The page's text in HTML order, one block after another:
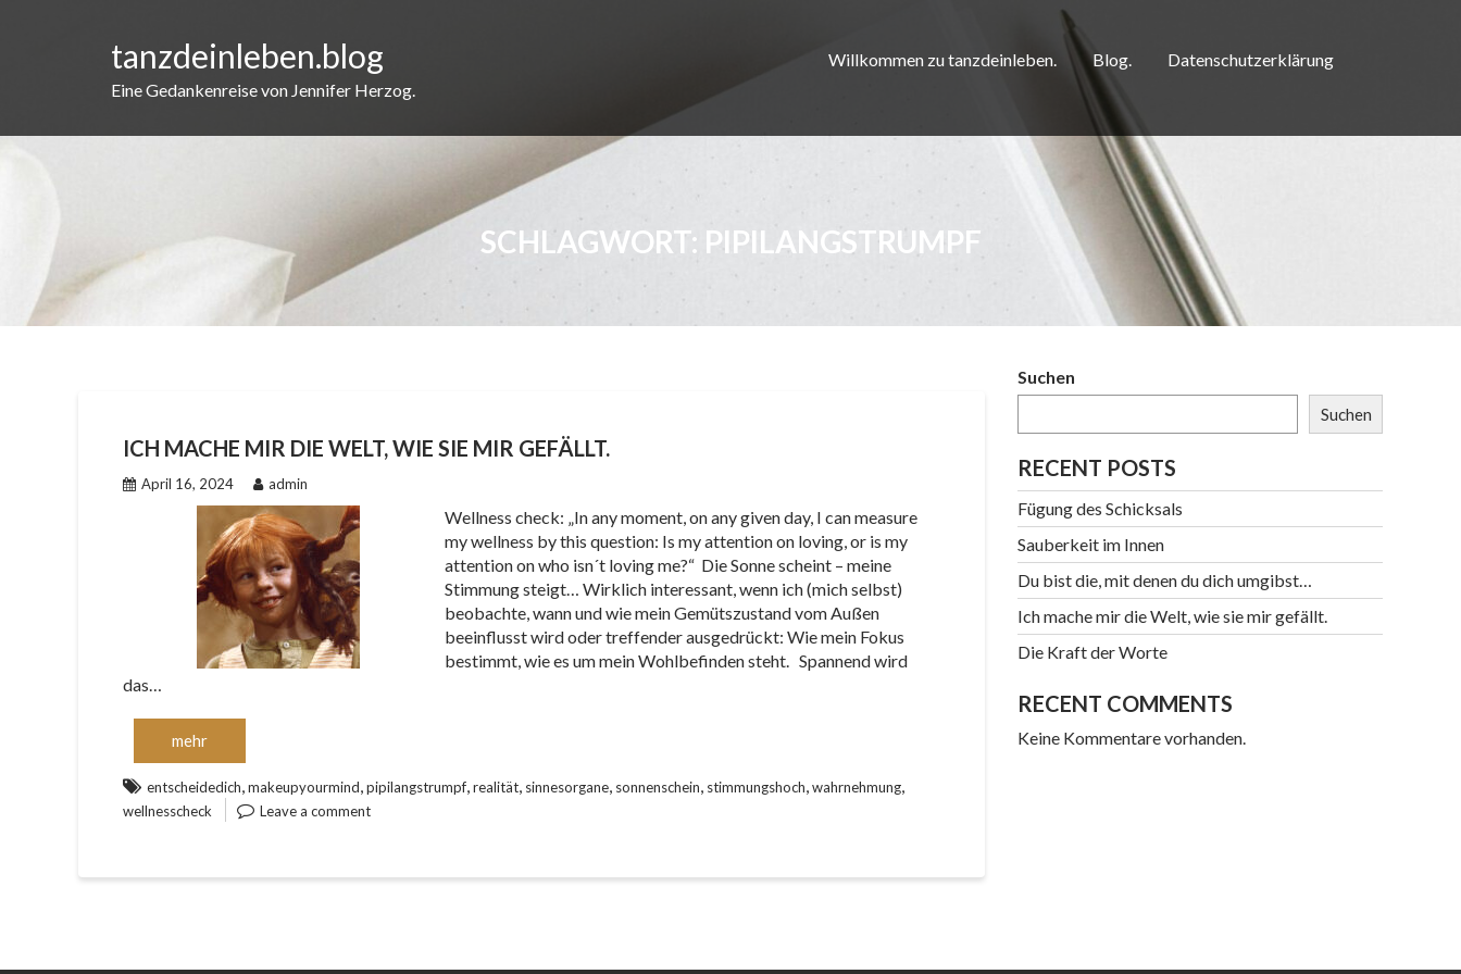
tanzdeinleben.blog
Eine Gedankenreise von Jennifer Herzog.
Willkommen zu tanzdeinleben. Blog. Datenschutzerklärung
SCHLAGWORT: PIPILANGSTRUMPF
ICH MACHE MIR DIE WELT, WIE SIE MIR GEFÄLLT.
April 16, 2024 admin
Wellness check: „In any moment, on any given day, I can measure
my wellness by this question: Is my attention on loving, or is my
attention on who isn´t loving me?“ Die Sonne scheint – meine
Stimmung steigt… Wirklich interessant, wenn ich (mich selbst)
beobachte, wann und wie mein Gemütszustand vom Außen
beeinflusst wird oder treffender ausgedrückt: Wie mein Fokus
bestimmt, wie es um mein Wohlbefinden steht. Spannend wird
das…
mehr
entscheidedich,makeupyourmind,pipilangstrumpf,realität, sinnesorgane, sonnenschein, stimmungshoch,wahrnehmung,
wellnesscheck Leave a comment
Suchen
Suchen
RECENT POSTS
Fügung des Schicksals
Sauberkeit im Innen
Du bist die, mit denen du dich umgibst…
Ich mache mir die Welt, wie sie mir gefällt.
Die Kraft der Worte
RECENT COMMENTS
Keine Kommentare vorhanden.